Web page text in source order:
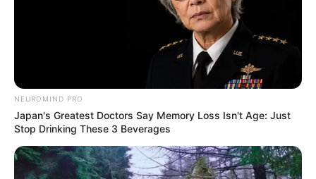
NEUROMIND PRO
Japan's Greatest Doctors Say Memory Loss Isn't Age: Just
Stop Drinking These 3 Beverages